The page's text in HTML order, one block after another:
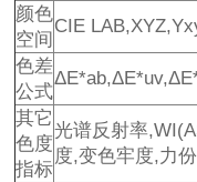
颜色
空间
CIE
色差
公式
其它
色度
指标
光谱反射率
度,变色牢度,力